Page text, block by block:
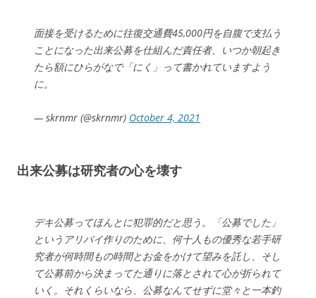
面接を受けるために往復交通費45,000円を自腹で支払う
ことになった出来公募を仕組んだ責任者、いつか朝起き
たら額にひらがなで「にく」って書かれていますよう
に。
— skrnmr (@skrnmr) October 4, 2021
出来公募は研究者の心を壊す
デキ公募ってほんとに犯罪的だと思う。「公募でした」
というアリバイ作りのために、何十人もの優秀な若手研
究者が何時間もの時間とお金をかけて望みを託し、そし
て公募前から決まってた通りに落とされて心が折られて
いく。それくらいなら、公募なんてせずに堂々と一本釣